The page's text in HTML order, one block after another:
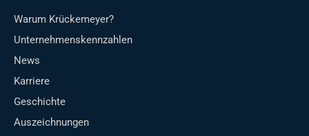
Warum Krückemeyer?
Unternehmenskennzahlen
News
Karriere
Geschichte
Auszeichnungen